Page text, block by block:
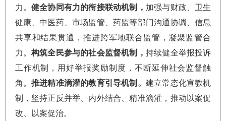
力。健全协同有力的衔接联动机制， 加强与财政、卫生
健康、中医药、市场监管、药监等部门沟通协调、信息
共享和结果贯通，推进跨军地联合监管，凝聚监管合
力。构筑全民参与的社会监督机制， 持续健全举报投诉
工作机制，用好举报奖励制度，不断延伸社会监督触
角。推进精准滴灌的教育引导机制。 建立常态化宣教机
制，坚持正反并举、内外结合、精准滴灌，推动以案促
改、以案促治。